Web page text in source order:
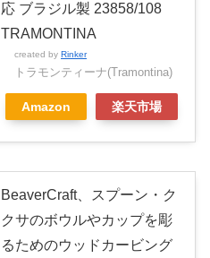
応 ブラジル製 23858/108
TRAMONTINA
created by Rinker
トラモンティーナ(Tramontina)
Amazon 楽天市場
BeaverCraft、スプーン・ク
クサのボウルやカップを彫
るためのウッドカービング